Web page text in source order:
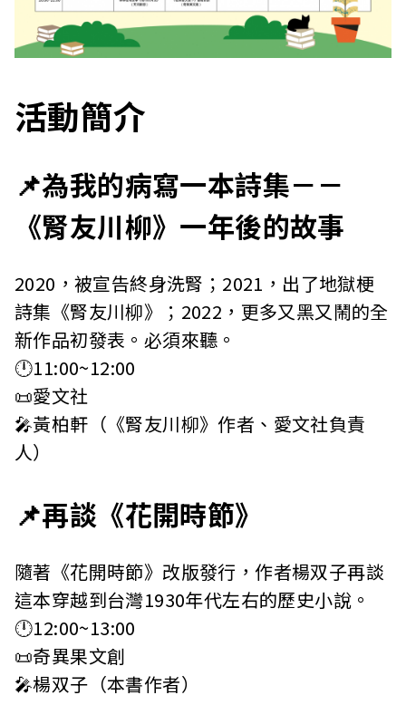
活動簡介
📌為我的病寫一本詩集－－
《腎友川柳》一年後的故事
2020，被宣告終身洗腎；2021，出了地獄梗
詩集《腎友川柳》；2022，更多又黑又鬧的全
新作品初發表。必須來聽。
🕛11:00~12:00
📜愛文社
🎤黃柏軒（《腎友川柳》作者、愛文社負責
人）
📌再談《花開時節》
隨著《花開時節》改版發行，作者楊双子再談
這本穿越到台灣1930年代左右的歷史小說。
🕛12:00~13:00
📜奇異果文創
🎤楊双子（本書作者）